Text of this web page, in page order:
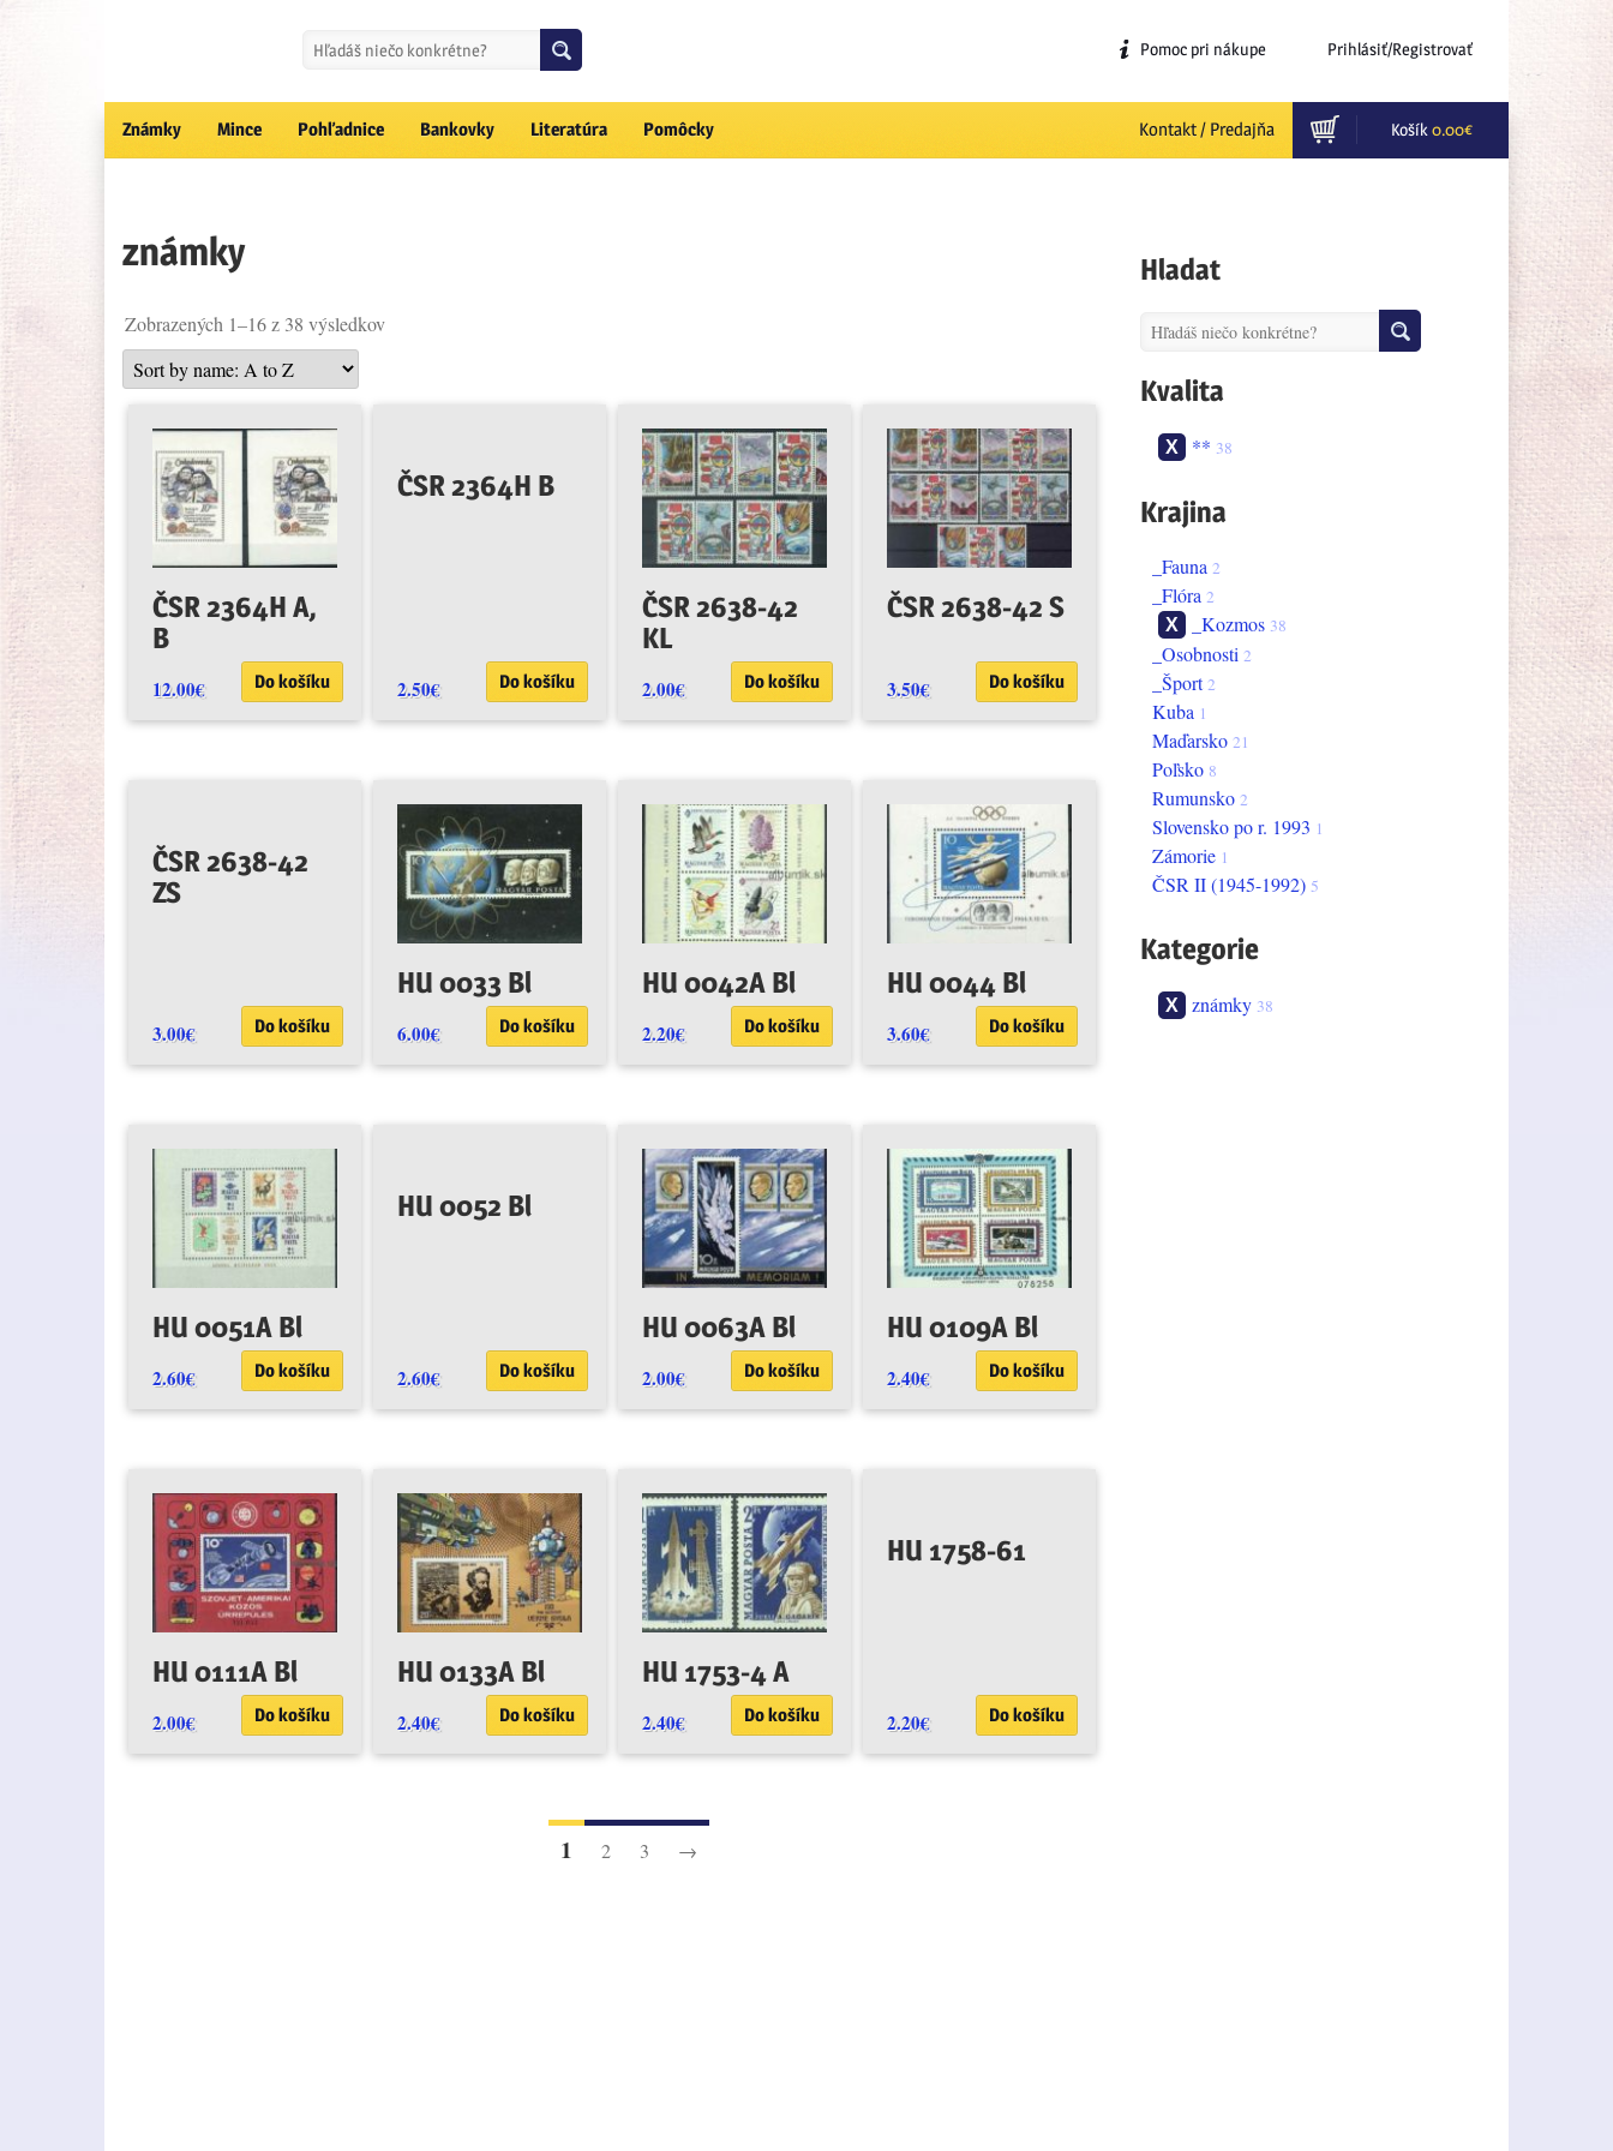
Pomoc pri nákupe Prihlásiť/Registrovať
Košík 0.00€
Známky Mince Pohľadnice Bankovky Literatúra Pomôcky Kontakt / Predajňa
známky
Zobrazených 1–16 z 38 výsledkov
ČSR 2364H A,
B
12.00€ Do košíku
ČSR 2364H B
2.50€ Do košíku
ČSR 2638-42
KL
2.00€ Do košíku
ČSR 2638-42 S
3.50€ Do košíku
ČSR 2638-42
ZS
3.00€ Do košíku
HU 0033 Bl
6.00€ Do košíku
HU 0042A Bl
2.20€ Do košíku
HU 0044 Bl
3.60€ Do košíku
HU 0051A Bl
2.60€ Do košíku
HU 0052 Bl
2.60€ Do košíku
HU 0063A Bl
2.00€ Do košíku
HU 0109A Bl
2.40€ Do košíku
HU 0111A Bl
2.00€ Do košíku
HU 0133A Bl
2.40€ Do košíku
HU 1753-4 A
2.40€ Do košíku
HU 1758-61
2.20€ Do košíku
1 2 3 →
Hladat
Kvalita
** 38
Krajina
_Fauna 2
_Flóra 2
_Kozmos 38
_Osobnosti 2
_Šport 2
Kuba 1
Maďarsko 21
Poľsko 8
Rumunsko 2
Slovensko po r. 1993 1
Zámorie 1
ČSR II (1945-1992) 5
Kategorie
známky 38